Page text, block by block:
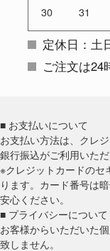
30 31
定休日：土
ご注文は24
■ お支払いについて
お支払い方法は、クレ
銀行振込がご利用いただ
※クレジットカードのセ
ります。カード番号は
安心ください。
■ プライバシーについて
お客様からいただいた
致しません。